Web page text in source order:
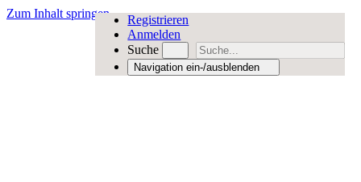
Zum Inhalt springen
Registrieren
Anmelden
Suche
Navigation ein-/ausblenden